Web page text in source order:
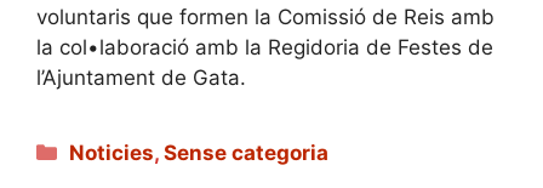
voluntaris que formen la Comissió de Reis amb
la col•laboració amb la Regidoria de Festes de
l’Ajuntament de Gata.
Categories
Noticies,Sense categoria